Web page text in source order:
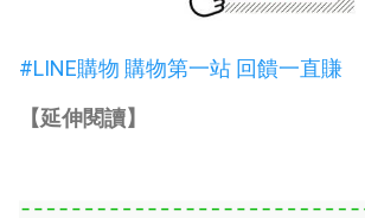
#LINE購物 購物第一站 回饋一直賺
【延伸閱讀】